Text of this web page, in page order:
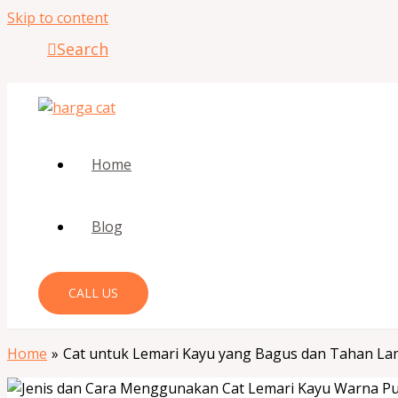
Skip to content
Search
Home
Blog
CALL US
Home Cat untuk Lemari Kayu yang Bagus dan Tahan